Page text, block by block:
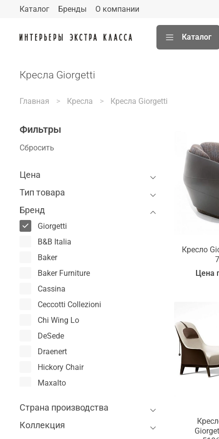
Каталог Бренды О компании
Каталог
Кресла Giorgetti
Главная Кресла Кресла Giorgetti
Кресло
Цена
Фильтры
Сбросить
Цена
Тип товара
Бренд
B&B Italia
Baker
Baker Furniture
Cassina
Ceccotti Collezioni
Chi Wing Lo
DeSede
Draenert
Giorgetti
Hickory Chair
Maxalto
Milling Road
Poltrona Frau
Страна производства
Коллекция